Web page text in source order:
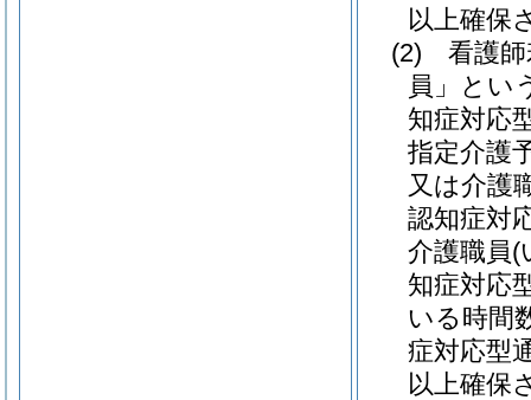
以上確保
(2)
看護
員」とい
知症対応
指定介護
又は介護
認知症対
介護職員(
知症対応
いる時間
症対応型
以上確保